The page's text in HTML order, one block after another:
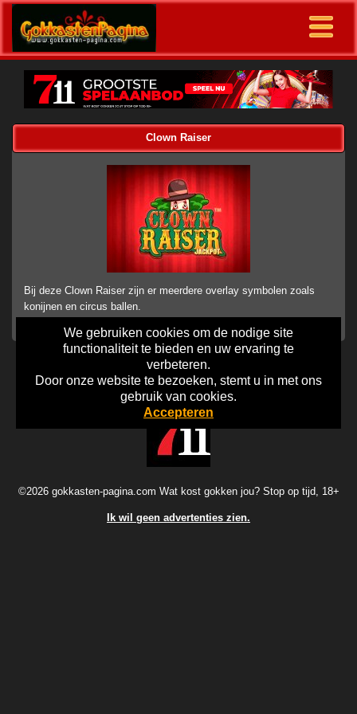
We gebruiken cookies om de nodige site
functionaliteit te bieden en uw ervaring te
verbeteren.
Door onze website te bezoeken, stemt u in met ons
gebruik van cookies.
Accepteren
Clown Raiser
Bij deze Clown Raiser zijn er meerdere overlay symbolen zoals
konijnen en circus ballen.
Home Disclaimer Gok Info
©2026 gokkasten-pagina.com Wat kost gokken jou? Stop op tijd, 18+
Ik wil geen advertenties zien.